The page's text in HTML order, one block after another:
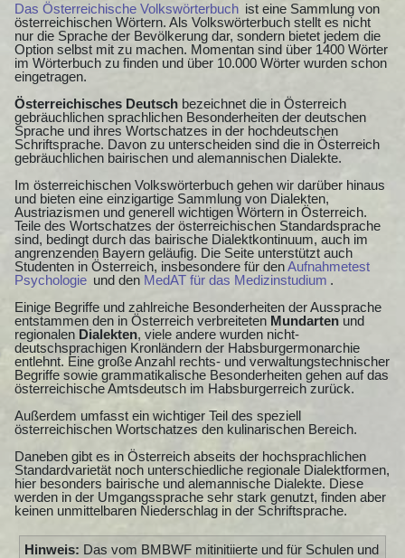
Das Österreichische Volkswörterbuch ist eine Sammlung von
österreichischen Wörtern. Als Volkswörterbuch stellt es nicht
nur die Sprache der Bevölkerung dar, sondern bietet jedem die
Option selbst mit zu machen. Momentan sind über 1400 Wörter
im Wörterbuch zu finden und über 10.000 Wörter wurden schon
eingetragen.
Österreichisches Deutsch bezeichnet die in Österreich
gebräuchlichen sprachlichen Besonderheiten der deutschen
Sprache und ihres Wortschatzes in der hochdeutschen
Schriftsprache. Davon zu unterscheiden sind die in Österreich
gebräuchlichen bairischen und alemannischen Dialekte.
Im österreichischen Volkswörterbuch gehen wir darüber hinaus
und bieten eine einzigartige Sammlung von Dialekten,
Austriazismen und generell wichtigen Wörtern in Österreich.
Teile des Wortschatzes der österreichischen Standardsprache
sind, bedingt durch das bairische Dialektkontinuum, auch im
angrenzenden Bayern geläufig. Die Seite unterstützt auch
Studenten in Österreich, insbesondere für denAufnahmetest
Psychologie und den MedAT für das Medizinstudium .
Einige Begriffe und zahlreiche Besonderheiten der Aussprache
entstammen den in Österreich verbreiteten Mundarten und
regionalen Dialekten, viele andere wurden nicht-
deutschsprachigen Kronländern der Habsburgermonarchie
entlehnt. Eine große Anzahl rechts- und verwaltungstechnischer
Begriffe sowie grammatikalische Besonderheiten gehen auf das
österreichische Amtsdeutsch im Habsburgerreich zurück.
Außerdem umfasst ein wichtiger Teil des speziell
österreichischen Wortschatzes den kulinarischen Bereich.
Daneben gibt es in Österreich abseits der hochsprachlichen
Standardvarietät noch unterschiedliche regionale Dialektformen,
hier besonders bairische und alemannische Dialekte. Diese
werden in der Umgangssprache sehr stark genutzt, finden aber
keinen unmittelbaren Niederschlag in der Schriftsprache.
Hinweis: Das vom BMBWF mitinitiierte und für Schulen und